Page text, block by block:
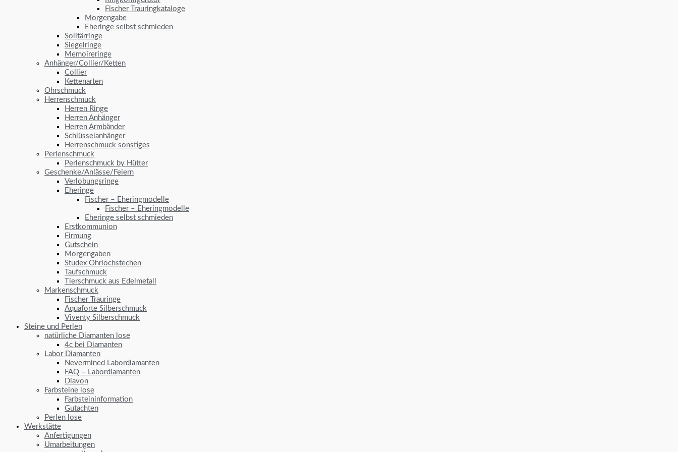
Fischer Trauringkataloge
Morgengabe
Eheringe selbst schmieden
Solitärringe
Siegelringe
Memoireringe
Anhänger/Collier/Ketten
Collier
Kettenarten
Ohrschmuck
Herrenschmuck
Herren Ringe
Herren Anhänger
Herren Armbänder
Schlüsselanhänger
Herrenschmuck sonstiges
Perlenschmuck
Perlenschmuck by Hütter
Geschenke/Anlässe/Feiern
Verlobungsringe
Eheringe
Fischer – Eheringmodelle
Fischer – Eheringmodelle
Eheringe selbst schmieden
Erstkommunion
Firmung
Gutschein
Morgengaben
Studex Ohrlochstechen
Taufschmuck
Tierschmuck aus Edelmetall
Markenschmuck
Fischer Trauringe
Aquaforte Silberschmuck
Viventy Silberschmuck
Steine und Perlen
natürliche Diamanten lose
4c bei Diamanten
Labor Diamanten
Nevermined Labordiamanten
FAQ – Labordiamanten
Diavon
Farbsteine lose
Farbsteininformation
Gutachten
Perlen lose
Werkstätte
Anfertigungen
Umarbeitungen